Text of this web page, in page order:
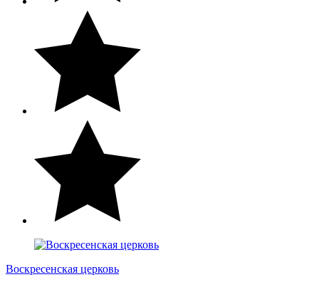
Воскресенская церковь